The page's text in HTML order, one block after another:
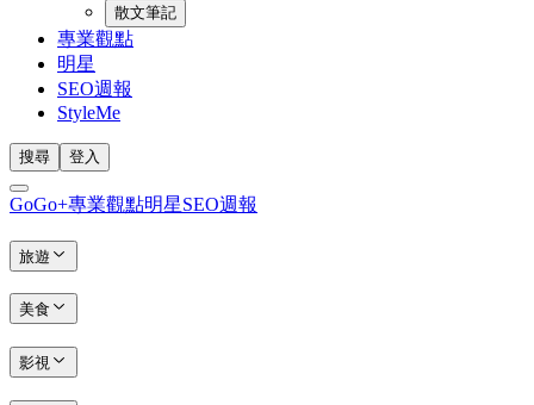
散文筆記
專業觀點
明星
SEO週報
StyleMe
搜尋 登入
GoGo+專業觀點明星SEO週報
旅遊
美食
影視